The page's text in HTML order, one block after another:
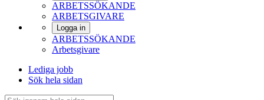
ARBETSSÖKANDE
ARBETSGIVARE
Logga in
ARBETSSÖKANDE
Arbetsgivare
Lediga jobb
Sök hela sidan